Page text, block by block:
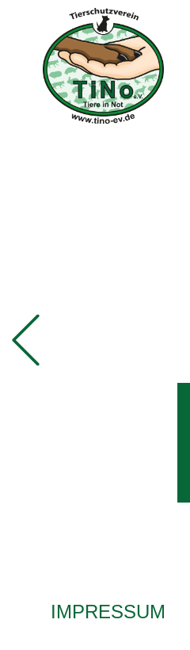
IMPRESSUM